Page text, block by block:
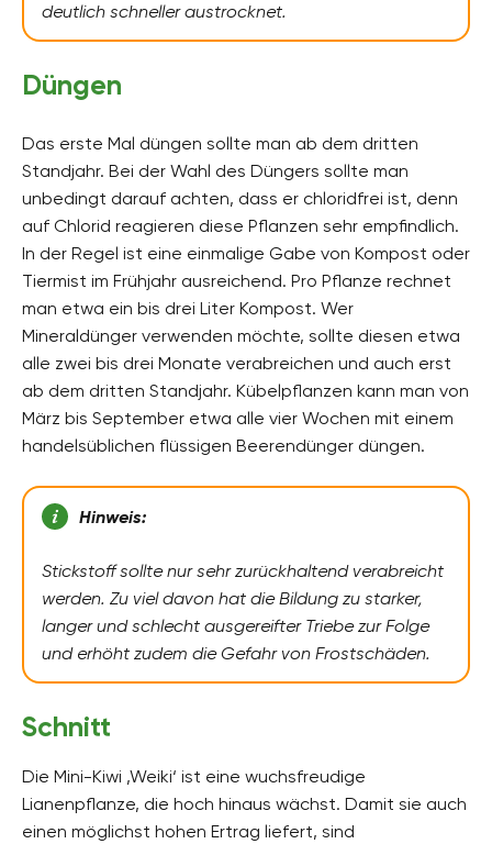
deutlich schneller austrocknet.
Düngen
Das erste Mal düngen sollte man ab dem dritten
Standjahr. Bei der Wahl des Düngers sollte man
unbedingt darauf achten, dass er chloridfrei ist, denn
auf Chlorid reagieren diese Pflanzen sehr empfindlich.
In der Regel ist eine einmalige Gabe von Kompost oder
Tiermist im Frühjahr ausreichend. Pro Pflanze rechnet
man etwa ein bis drei Liter Kompost. Wer
Mineraldünger verwenden möchte, sollte diesen etwa
alle zwei bis drei Monate verabreichen und auch erst
ab dem dritten Standjahr. Kübelpflanzen kann man von
März bis September etwa alle vier Wochen mit einem
handelsüblichen flüssigen Beerendünger düngen.
Hinweis:
Stickstoff sollte nur sehr zurückhaltend verabreicht
werden. Zu viel davon hat die Bildung zu starker,
langer und schlecht ausgereifter Triebe zur Folge
und erhöht zudem die Gefahr von Frostschäden.
Schnitt
Die Mini-Kiwi ‚Weiki‘ ist eine wuchsfreudige
Lianenpflanze, die hoch hinaus wächst. Damit sie auch
einen möglichst hohen Ertrag liefert, sind